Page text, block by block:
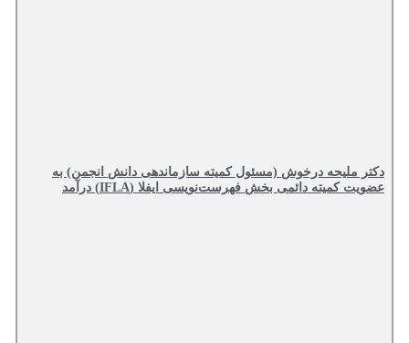
دکتر ملیحه درخوش (مسئول کمیته سازماندهی دانش انجمن) به
عضویت کمیته دائمی بخش فهرست‌نویسی ایفلا (IFLA) درآمد